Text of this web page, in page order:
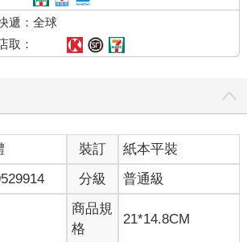
的手錶，瞇眼開始倒數。
你不要這麼冷血。」華佑惟小聲地說，還用
。
以不用上課不用考試也不用生活了？」譚皓
四個字，無情無義！
心情回嗆，所以我就用比之前更悽慘的哭聲
遞：全球
取：
裝訂
紙本平裝
分級 普通級
商品規
格
21*14.8CM